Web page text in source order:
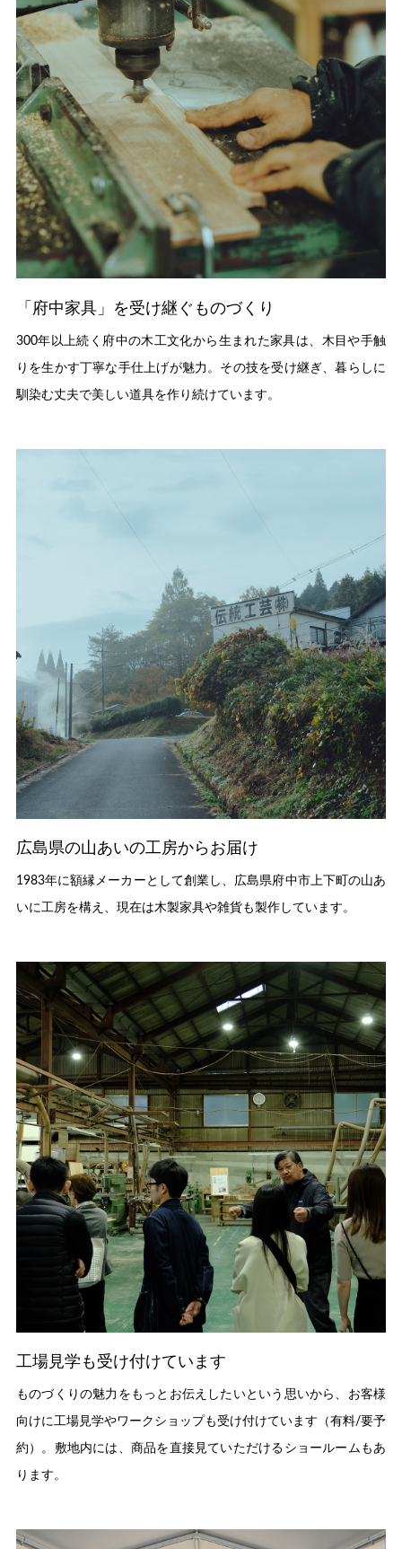
「府中家具」を受け継ぐものづくり
300年以上続く府中の木工文化から生まれた家具は、木目や手触
りを生かす丁寧な手仕上げが魅力。その技を受け継ぎ、暮らしに
馴染む丈夫で美しい道具を作り続けています。
広島県の山あいの工房からお届け
1983年に額縁メーカーとして創業し、広島県府中市上下町の山あ
いに工房を構え、現在は木製家具や雑貨も製作しています。
工場見学も受け付けています
ものづくりの魅力をもっとお伝えしたいという思いから、お客様
向けに工場見学やワークショップも受け付けています（有料/要予
約）。敷地内には、商品を直接見ていただけるショールームもあ
ります。